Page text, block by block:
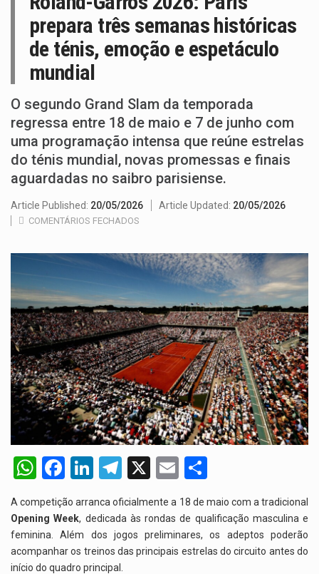
prepara três semanas históricas
de ténis, emoção e espetáculo
mundial
O segundo Grand Slam da temporada
regressa entre 18 de maio e 7 de junho com
uma programação intensa que reúne estrelas
do ténis mundial, novas promessas e finais
aguardadas no saibro parisiense.
Article Published: 20/05/2026 Article Updated: 20/05/2026
COMENTÁRIOS FECHADOS
W
at
s
A
F
a
ce
b
o
Li
ke
dI
n
T
el
e
gr
a
X
E
m
ail ar
e
A competição arranca oficialmente a 18 de maio com a tradicional
Opening Week, dedicada às rondas de qualificação masculina e
feminina. Além dos jogos preliminares, os adeptos poderão
acompanhar os treinos das principais estrelas do circuito antes do
início do quadro principal.